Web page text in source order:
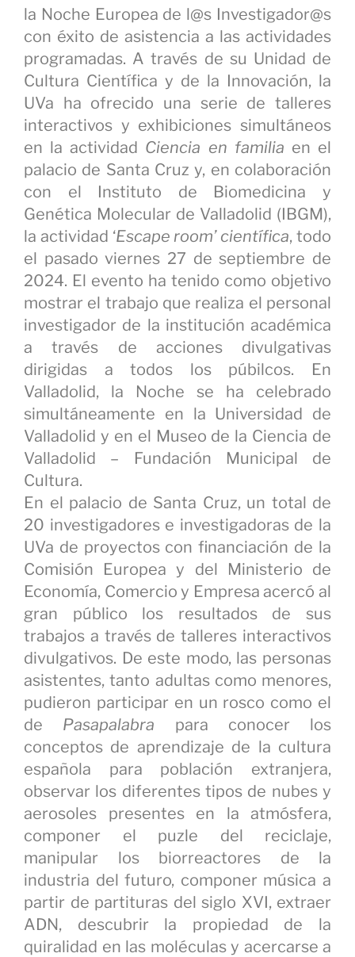
la Noche Europea de l@s Investigador@s
con éxito de asistencia a las actividades
programadas. A través de su Unidad de
Cultura Científica y de la Innovación, la
UVa ha ofrecido una serie de talleres
interactivos y exhibiciones simultáneos
en la actividad Ciencia en familia en el
palacio de Santa Cruz y, en colaboración
con el Instituto de Biomedicina y
Genética Molecular de Valladolid (IBGM),
la actividad ‘Escape room’ científica, todo
el pasado viernes 27 de septiembre de
2024. El evento ha tenido como objetivo
mostrar el trabajo que realiza el personal
investigador de la institución académica
a través de acciones divulgativas
dirigidas a todos los púbilcos. En
Valladolid, la Noche se ha celebrado
simultáneamente en la Universidad de
Valladolid y en el Museo de la Ciencia de
Valladolid – Fundación Municipal de
Cultura.
En el palacio de Santa Cruz, un total de
20 investigadores e investigadoras de la
UVa de proyectos con financiación de la
Comisión Europea y del Ministerio de
Economía, Comercio y Empresa acercó al
gran público los resultados de sus
trabajos a través de talleres interactivos
divulgativos. De este modo, las personas
asistentes, tanto adultas como menores,
pudieron participar en un rosco como el
de Pasapalabra para conocer los
conceptos de aprendizaje de la cultura
española para población extranjera,
observar los diferentes tipos de nubes y
aerosoles presentes en la atmósfera,
componer el puzle del reciclaje,
manipular los biorreactores de la
industria del futuro, componer música a
partir de partituras del siglo XVI, extraer
ADN, descubrir la propiedad de la
quiralidad en las moléculas y acercarse a